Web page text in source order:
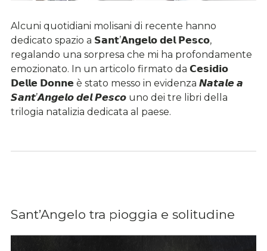
Alcuni quotidiani molisani di recente hanno
dedicato spazio a 𝗦𝗮𝗻𝘁’𝗔𝗻𝗴𝗲𝗹𝗼 𝗱𝗲𝗹 𝗣𝗲𝘀𝗰𝗼,
regalando una sorpresa che mi ha profondamente
emozionato. In un articolo firmato da 𝗖𝗲𝘀𝗶𝗱𝗶𝗼
𝗗𝗲𝗹𝗹𝗲 𝗗𝗼𝗻𝗻𝗲 è stato messo in evidenza 𝙉𝙖𝙩𝙖𝙡𝙚 𝙖
𝙎𝙖𝙣𝙩’𝘼𝙣𝙜𝙚𝙡𝙤 𝙙𝙚𝙡 𝙋𝙚𝙨𝙘𝙤 uno dei tre libri della
trilogia natalizia dedicata al paese.
Sant’Angelo tra pioggia e solitudine